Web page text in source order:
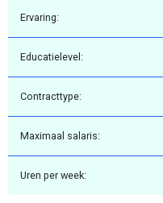
Ervaring:
Educatielevel:
Contracttype:
Maximaal salaris:
Uren per week: